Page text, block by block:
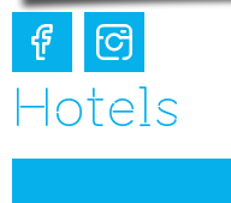
Hotels